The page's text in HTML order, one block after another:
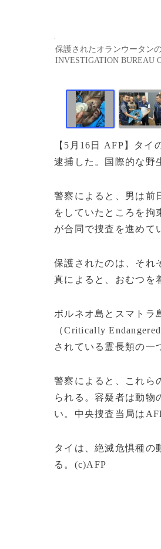
保護されたオランウータン
INVESTIGATION BUREAU
【5月16日 AFP】タ
逮捕した。国際的な野
警察によると、男は前
をしていたところを拘
が合同で捜査を進めて
保護されたのは、それ
真によると、おむつを
ボルネオ島とスマトラ
（Critically
されている霊長類の一
警察によると、これら
られる。容疑者は動物
い。中央捜査当局は
タイは、絶滅危惧種の
る。(c)AFP